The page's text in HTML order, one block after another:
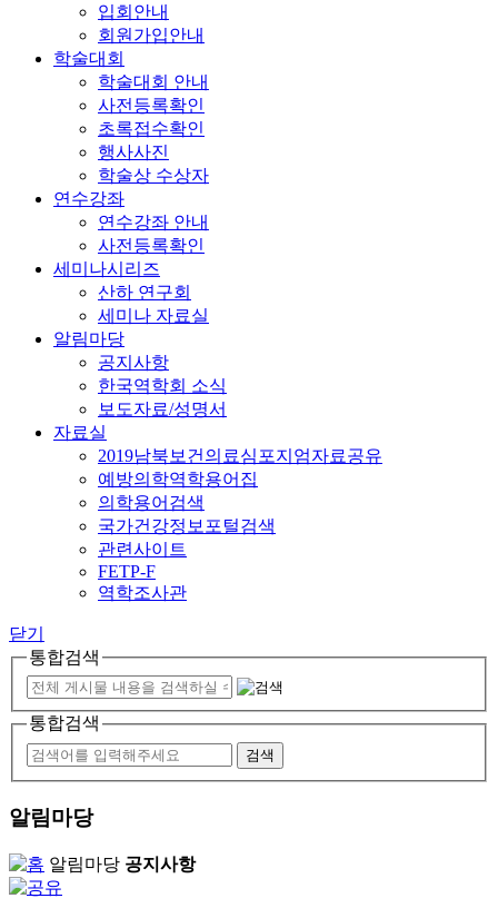
입회안내
회원가입안내
학술대회
학술대회 안내
사전등록확인
초록접수확인
행사사진
학술상 수상자
연수강좌
연수강좌 안내
사전등록확인
세미나시리즈
산하 연구회
세미나 자료실
알림마당
공지사항
한국역학회 소식
보도자료/성명서
자료실
2019남북보건의료심포지엄자료공유
예방의학역학용어집
의학용어검색
국가건강정보포털검색
관련사이트
FETP-F
역학조사관
닫기
통합검색
통합검색
알림마당
알림마당 공지사항